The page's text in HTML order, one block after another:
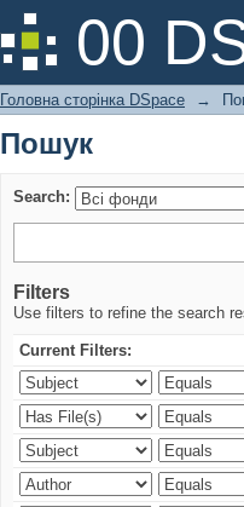
00
Пошук
Головна сторінка DSpace →
Пошук
Search:
Filters
Use filters to refine the search
Current Filters: